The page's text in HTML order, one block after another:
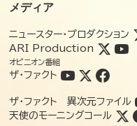
メディア
ニュースター・プロダクション
ARI Production
オピニオン番組
ザ・ファクト
ザ・ファクト 異次元ファイル
天使のモーニングコール